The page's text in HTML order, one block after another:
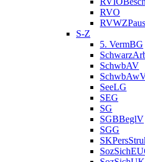
RVO
S-Z
5. VermBG
SchwbAV
SeeLG
SEG
SG
SGBBeglV
SGG